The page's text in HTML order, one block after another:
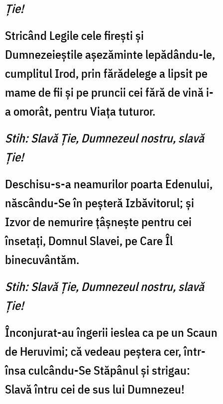
Ţie!
Stricând Legile cele fireşti şi
Dumnezeieştile aşezăminte lepădându-le,
cumplitul Irod, prin fărădelege a lipsit pe
mame de fii şi pe pruncii cei fără de vină i-
a omorât, pentru Viaţa tuturor.
Stih: Slavă Ţie, Dumnezeul nostru, slavă
Ţie!
Deschisu-s-a neamurilor poar­ta Edenului,
născându-Se în peşteră Izbăvitorul; şi
Izvor de nemurire ţâşneşte pentru cei
însetaţi, Domnul Slavei, pe Care Îl
binecuvântăm.
Stih: Slavă Ţie, Dumnezeul nostru, slavă
Ţie!
Înconjurat-au îngerii ieslea ca pe un Scaun
de Heruvimi; că vedeau peştera cer, într-
însa culcându-Se Stăpânul şi stri­gau:
Slavă întru cei de sus lui Dumnezeu!